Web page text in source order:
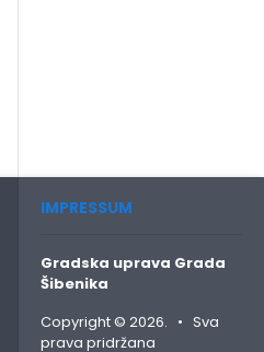
IMPRESSUM
Gradska uprava Grada
Šibenika
Copyright © 2026. • Sva
prava pridržana